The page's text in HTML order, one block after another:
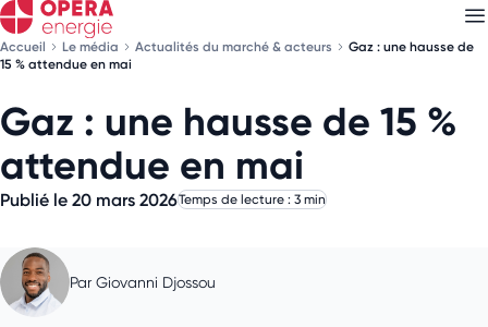
Accueil Le média Actualités du marché & acteurs
Gaz : une hausse de
15 % attendue en mai
Gaz : une hausse de 15 %
attendue en mai
Publié le 20 mars 2026Temps de lecture : 3 min
Par Giovanni Djossou
Découvrez nos newsletters
Choisissez les newsletters qui vous intéressent